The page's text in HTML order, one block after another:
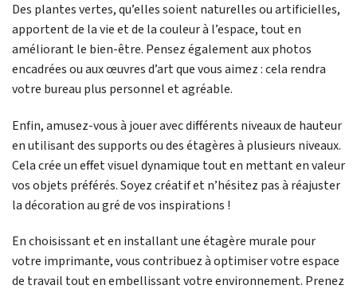
Des plantes vertes, qu’elles soient naturelles ou artificielles,
apportent de la vie et de la couleur à l’espace, tout en
améliorant le bien-être. Pensez également aux photos
encadrées ou aux œuvres d’art que vous aimez : cela rendra
votre bureau plus personnel et agréable.
Enfin, amusez-vous à jouer avec différents niveaux de hauteur
en utilisant des supports ou des étagères à plusieurs niveaux.
Cela crée un effet visuel dynamique tout en mettant en valeur
vos objets préférés. Soyez créatif et n’hésitez pas à réajuster
la décoration au gré de vos inspirations !
En choisissant et en installant une étagère murale pour
votre imprimante, vous contribuez à optimiser votre espace
de travail tout en embellissant votre environnement. Prenez